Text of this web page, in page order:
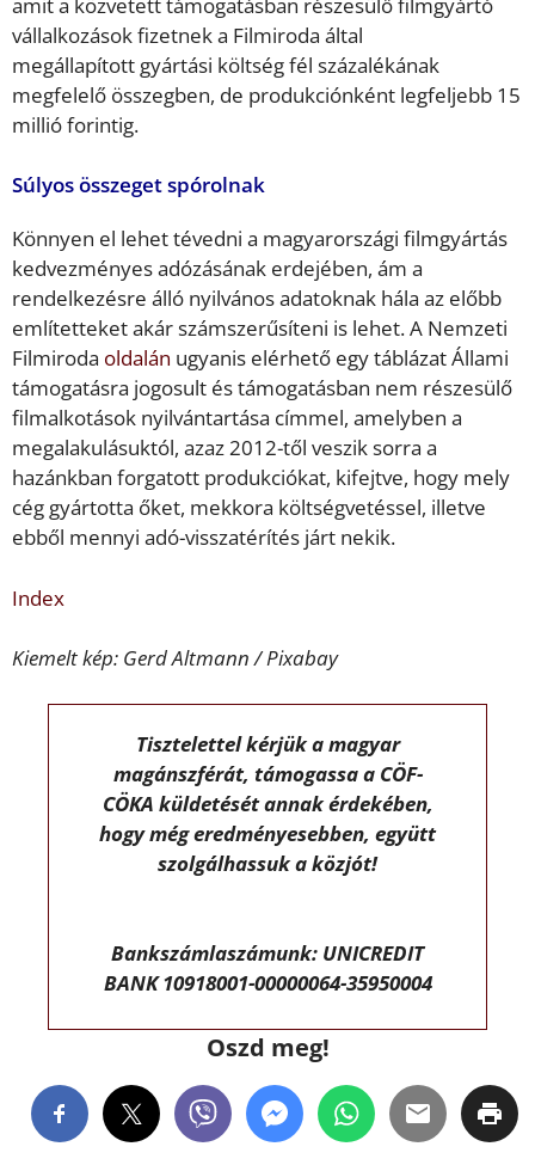
vállalkozások fizetnek a Filmiroda által
megállapított gyártási költség fél százalékának
megfelelő összegben, de produkciónként legfeljebb 15
millió forintig.
Súlyos összeget spórolnak
Könnyen el lehet tévedni a magyarországi filmgyártás
kedvezményes adózásának erdejében, ám a
rendelkezésre álló nyilvános adatoknak hála az előbb
említetteket akár számszerűsíteni is lehet. A Nemzeti
Filmiroda oldalán ugyanis elérhető egy táblázat Állami
támogatásra jogosult és támogatásban nem részesülő
filmalkotások nyilvántartása címmel, amelyben a
megalakulásuktól, azaz 2012-től veszik sorra a
hazánkban forgatott produkciókat, kifejtve, hogy mely
cég gyártotta őket, mekkora költségvetéssel, illetve
ebből mennyi adó-visszatérítés járt nekik.
Index
Kiemelt kép: Gerd Altmann / Pixabay
Tisztelettel kérjük a magyar
magánszférát, támogassa a CÖF-
CÖKA küldetését annak érdekében,
hogy még eredményesebben, együtt
szolgálhassuk a közjót!
Bankszámlaszámunk: UNICREDIT
BANK 10918001-00000064-35950004
Oszd meg!